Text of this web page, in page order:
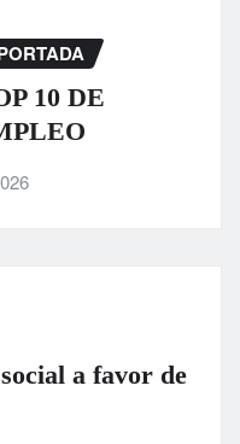
10 DE
a favor de